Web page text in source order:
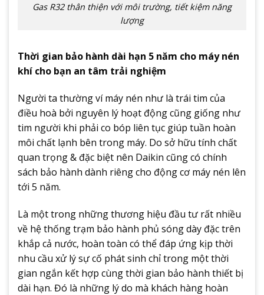
Gas R32 thân thiện với môi trường, tiết kiệm năng
lượng
Thời gian bảo hành dài hạn 5 năm cho máy nén
khí cho bạn an tâm trải nghiệm
Người ta thường ví máy nén như là trái tim của
điều hoà bởi nguyên lý hoạt động cũng giống như
tim người khi phải co bóp liên tục giúp tuần hoàn
môi chất lạnh bên trong máy. Do sở hữu tính chất
quan trọng & đặc biệt nên Daikin cũng có chính
sách bảo hành dành riêng cho động cơ máy nén lên
tới 5 năm.
Là một trong những thương hiệu đầu tư rất nhiều
về hệ thống trạm bảo hành phủ sóng dày đặc trên
khắp cả nước, hoàn toàn có thể đáp ứng kịp thời
nhu cầu xử lý sự cố phát sinh chỉ trong một thời
gian ngắn kết hợp cùng thời gian bảo hành thiết bị
dài hạn. Đó là những lý do mà khách hàng hoàn